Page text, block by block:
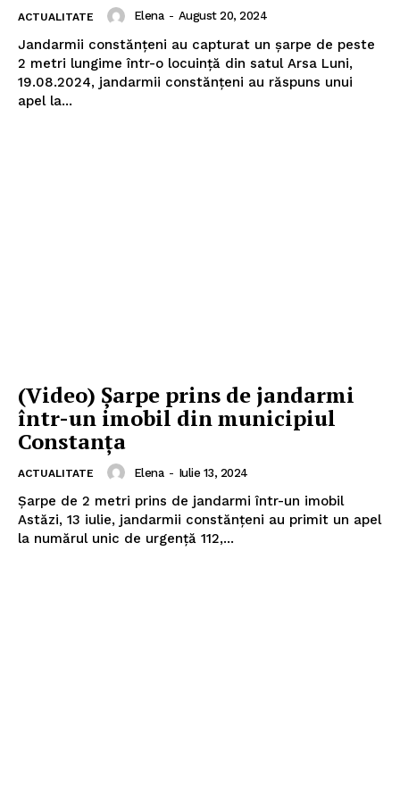
ACTUALITATE Elena - August 20, 2024
Jandarmii constănțeni au capturat un șarpe de peste
2 metri lungime într-o locuință din satul Arsa Luni,
19.08.2024, jandarmii constănțeni au răspuns unui
apel la...
(Video) Șarpe prins de jandarmi
într-un imobil din municipiul
Constanța
ACTUALITATE Elena - Iulie 13, 2024
Șarpe de 2 metri prins de jandarmi într-un imobil
Astăzi, 13 iulie, jandarmii constănțeni au primit un apel
la numărul unic de urgență 112,...